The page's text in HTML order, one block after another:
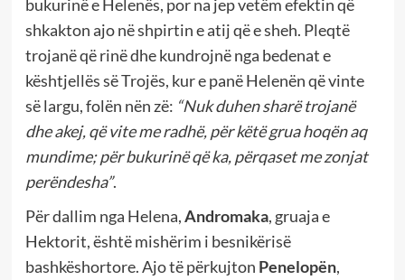
bukurinë e Helenës, por na jep vetëm efektin që
shkakton ajo në shpirtin e atij që e sheh. Pleqtë
trojanë që rinë dhe kundrojnë nga bedenat e
kështjellës së Trojës, kur e panë Helenën që vinte
së largu, folën nën zë: “Nuk duhen sharë trojanë
dhe akej, që vite me radhë, për këtë grua hoqën aq
mundime; për bukurinë që ka, përqaset me zonjat
perëndesha”.
Për dallim nga Helena,Andromaka, gruaja e
Hektorit, është mishërim i besnikërisë
bashkëshortore. Ajo të përkujton Penelopën,